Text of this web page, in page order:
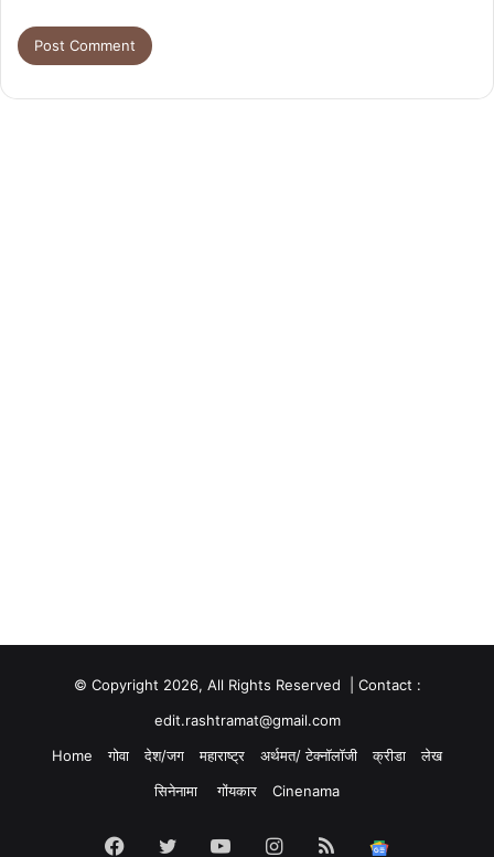
© Copyright 2026, All Rights Reserved | Contact :
edit.rashtramat@gmail.com
Home
गोवा देश/जग महाराष्ट्र अर्थमत/ टेक्नॉलॉजी क्रीडा
लेख
सिनेनामा
गोंयकार Cinenama
Facebook
TwitterYouTubeInstagram
RSS